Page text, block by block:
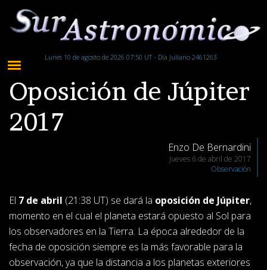
Lunes 10 de agosto de 2026 07:50 UT - Día Juliano 2461263
Oposición de Júpiter
2017
Enzo De Bernardini
Jueves 6 de abril de 2017
Observación
El 7 de abril (21:38 UT) se dará la oposición de Júpiter,
momento en el cual el planeta estará opuesto al Sol para
los observadores en la Tierra. La época alrededor de la
fecha de oposición siempre es la más favorable para la
observación, ya que la distancia a los planetas exteriores